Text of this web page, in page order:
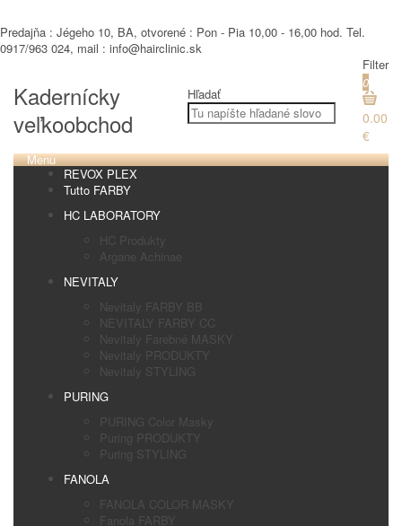
Predajňa : Jégeho 10, BA, otvorené : Pon - Pia 10,00 - 16,00 hod. Tel.
0917/963 024, mail : info@hairclinic.sk
Kadernícky
veľkoobchod
Hľadať
Filter
0
0.00
€
Menu
REVOX PLEX
Tutto FARBY
HC LABORATORY
HC Produkty
Argane Achinae
NEVITALY
Nevitaly FARBY BB
NEVITALY FARBY CC
Nevitaly Farebné MASKY
Nevitaly PRODUKTY
Nevitaly STYLING
PURING
PURING Color Masky
Puring PRODUKTY
Puring STYLING
FANOLA
FANOLA COLOR MASKY
Fanola FARBY